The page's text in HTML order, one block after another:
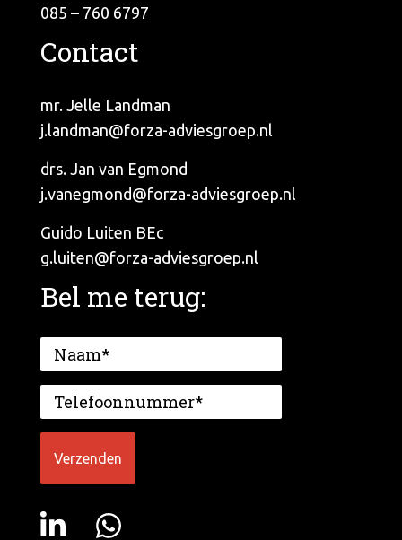
085 – 760 6797
Contact
mr. Jelle Landman
j.landman@forza-adviesgroep.nl
drs. Jan van Egmond
j.vanegmond@forza-adviesgroep.nl
Guido Luiten BEc
g.luiten@forza-adviesgroep.nl
Bel me terug: